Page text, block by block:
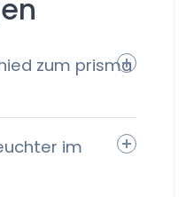
zum prisma
im